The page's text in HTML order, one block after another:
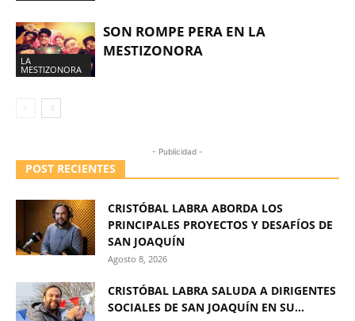
LA
MESTIZONORA
SON ROMPE PERA EN LA
MESTIZONORA
- Publicidad -
POST RECIENTES
CRISTÓBAL LABRA ABORDA LOS
PRINCIPALES PROYECTOS Y DESAFÍOS DE
SAN JOAQUÍN
Agosto 8, 2026
CRISTÓBAL LABRA SALUDA A DIRIGENTES
SOCIALES DE SAN JOAQUÍN EN SU...